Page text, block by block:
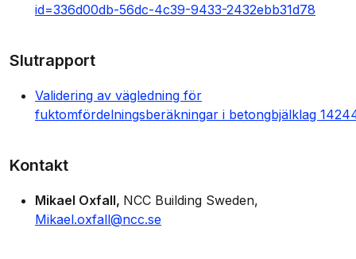
id=336d00db-56dc-4c39-9433-2432ebb31d78
Slutrapport
Validering av vägledning för
fuktomfördelningsberäkningar i betongbjälklag
Kontakt
Mikael Oxfall NCC Building Sweden
Mikael.oxfall@ncc.se